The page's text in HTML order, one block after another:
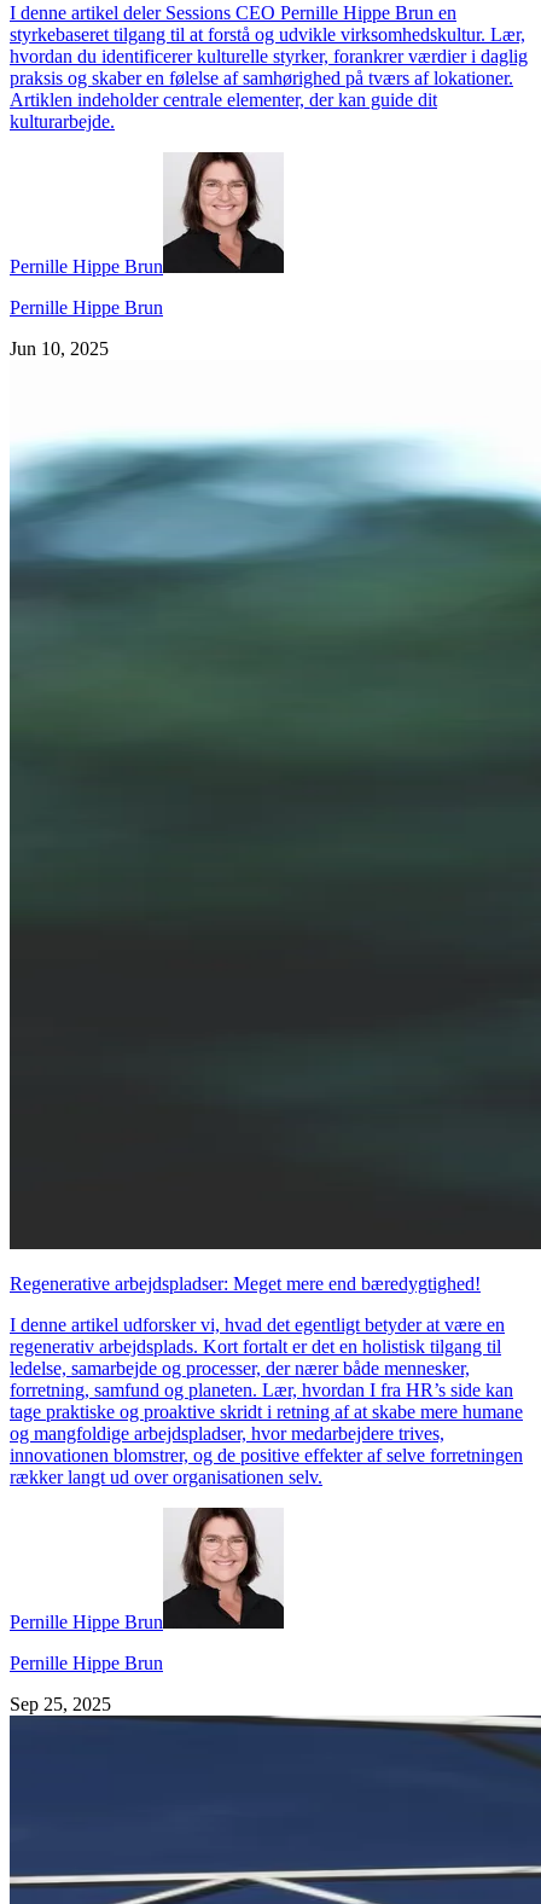
I denne artikel deler Sessions CEO Pernille Hippe Brun en
styrkebaseret tilgang til at forstå og udvikle virksomhedskultur. Lær,
hvordan du identificerer kulturelle styrker, forankrer værdier i daglig
praksis og skaber en følelse af samhørighed på tværs af lokationer.
Artiklen indeholder centrale elementer, der kan guide dit
kulturarbejde.
Pernille Hippe Brun
Pernille Hippe Brun
Jun 10, 2025
Regenerative arbejdspladser: Meget mere end bæredygtighed!
I denne artikel udforsker vi, hvad det egentligt betyder at være en
regenerativ arbejdsplads. Kort fortalt er det en holistisk tilgang til
ledelse, samarbejde og processer, der nærer både mennesker,
forretning, samfund og planeten. Lær, hvordan I fra HR’s side kan
tage praktiske og proaktive skridt i retning af at skabe mere humane
og mangfoldige arbejdspladser, hvor medarbejdere trives,
innovationen blomstrer, og de positive effekter af selve forretningen
rækker langt ud over organisationen selv.
Pernille Hippe Brun
Pernille Hippe Brun
Sep 25, 2025